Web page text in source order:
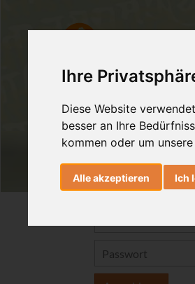
Ihre
Diese Website
besser an Ihre
kommen oder um
Alle akzeptieren Ich